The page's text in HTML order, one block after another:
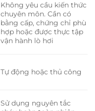
Không yêu cầu kiến thức
chuyên môn. Cần có
bằng cấp, chứng chỉ phù
hợp hoặc được thực tập
vận hành lò hơi
Tự động hoặc thủ công
Sử dụng nguyên tắc